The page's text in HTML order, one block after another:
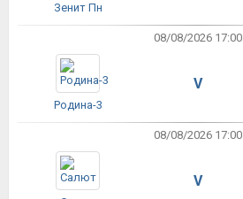
Зенит Пн
08/08/2026 17:00
Родина-3
V
08/08/2026 17:00
V